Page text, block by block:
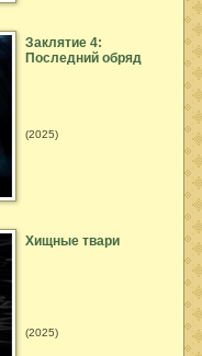
Заклятие 4:
Последний обряд
(2025)
Хищные твари
(2025)